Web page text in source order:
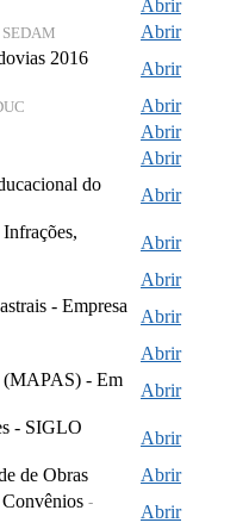
Abrir
SEDAM
Abrir
2016
Abrir
Abrir
Abrir
Abrir
do
Abrir
Abrir
Abrir
- Empresa
Abrir
Abrir
(MAPAS) - Em
Abrir
- SIGLO
Abrir
de Obras
Abrir
-
Abrir